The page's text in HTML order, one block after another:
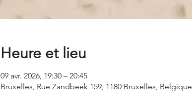
Heure et lieu
09 avr. 2026, 19:30 – 20:45
Bruxelles, Rue Zandbeek 159, 1180 Bruxelles, Belgique